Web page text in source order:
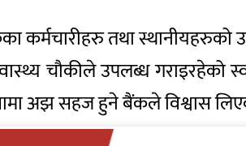
कर्मचारीहरु तथा स्थानीयहरुको
चौकीले उपलब्ध गराइरहेको
अझ सहज हुने बैंकले विश्वास